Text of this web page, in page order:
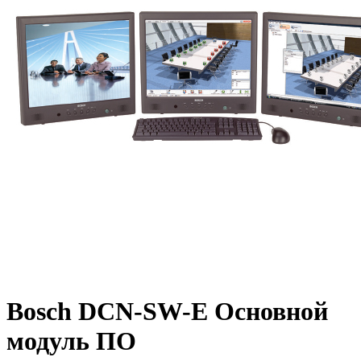
Bosch DCN-SW-E Основной
модуль ПО